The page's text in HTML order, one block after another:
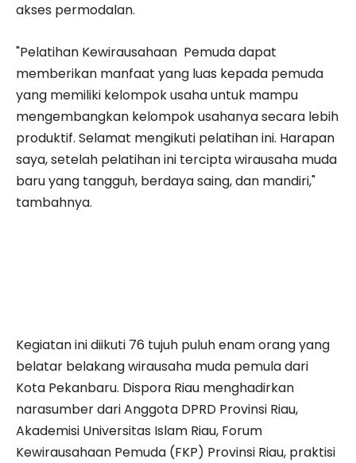
akses permodalan.
"Pelatihan Kewirausahaan Pemuda dapat
memberikan manfaat yang luas kepada pemuda
yang memiliki kelompok usaha untuk mampu
mengembangkan kelompok usahanya secara lebih
produktif. Selamat mengikuti pelatihan ini. Harapan
saya, setelah pelatihan ini tercipta wirausaha muda
baru yang tangguh, berdaya saing, dan mandiri,"
tambahnya.
Kegiatan ini diikuti 76 tujuh puluh enam orang yang
belatar belakang wirausaha muda pemula dari
Kota Pekanbaru. Dispora Riau menghadirkan
narasumber dari Anggota DPRD Provinsi Riau,
Akademisi Universitas Islam Riau, Forum
Kewirausahaan Pemuda (FKP) Provinsi Riau, praktisi